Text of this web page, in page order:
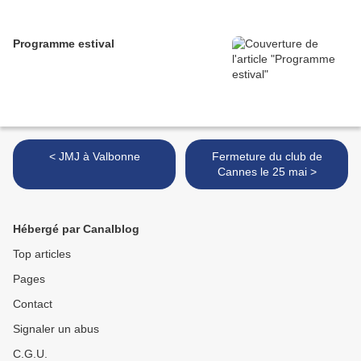
Programme estival
< JMJ à Valbonne
Fermeture du club de
Cannes le 25 mai >
Hébergé par Canalblog
Top articles
Pages
Contact
Signaler un abus
C.G.U.